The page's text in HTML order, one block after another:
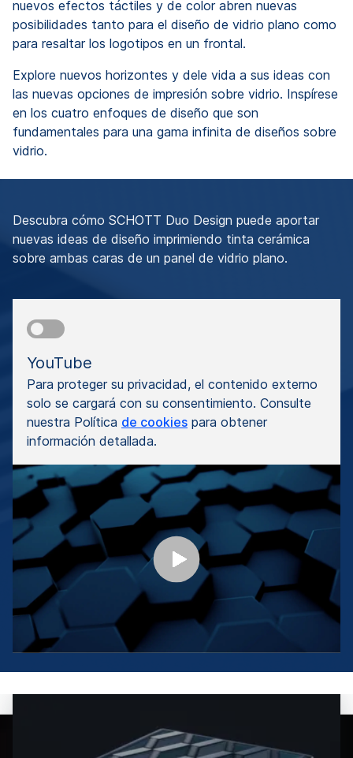
nuevos efectos táctiles y de color abren nuevas
posibilidades tanto para el diseño de vidrio plano como
para resaltar los logotipos en un frontal.
Explore nuevos horizontes y dele vida a sus ideas con
las nuevas opciones de impresión sobre vidrio. Inspírese
en los cuatro enfoques de diseño que son
fundamentales para una gama infinita de diseños sobre
vidrio.
Descubra cómo SCHOTT Duo Design puede aportar
nuevas ideas de diseño imprimiendo tinta cerámica
sobre ambas caras de un panel de vidrio plano.
YouTube
Para proteger su privacidad, el contenido externo
solo se cargará con su consentimiento. Consulte
nuestra Política de cookies para obtener
información detallada.